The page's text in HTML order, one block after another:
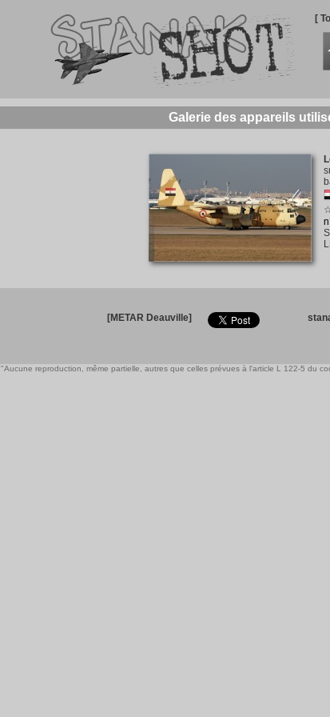
[
Galerie des appareils
[METAR Deauville]
"Aucune reproduction, même partielle, autres que celles prévues à l'article L 122-5 du